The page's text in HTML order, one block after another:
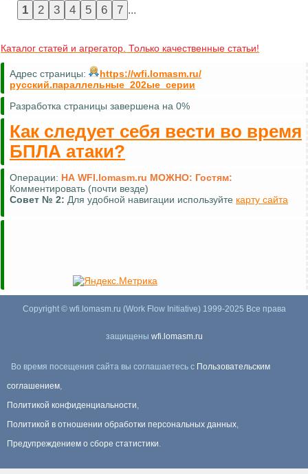
...
Каталог статей и агрегатор. Только качественные статьи!
Адрес страницы:
https://wfi.lomasm.ru/
русский.параллельные_202ые_серии
Разработка страницы завершена на 0%
Как следует себя вести во время
БПЛА атаки?
Операции: НА WFI.lomasm.ru МОЖНО: Гостям:
Комментировать (почти везде)
Совет № 2: Для удобной навигации используйте карту сайта
Copyright © wfi.lomasm.ru (Work Flow Initiative) 1999-2025 Все права
защищены wfi.lomasm.ru
Во время посещения сайта вы соглашаетесь с Пользовательским
соглашением,
Политикой конфиденциальности,
Политикой в отношении обработки персональных данных,
Предупреждением о сборе статистики.